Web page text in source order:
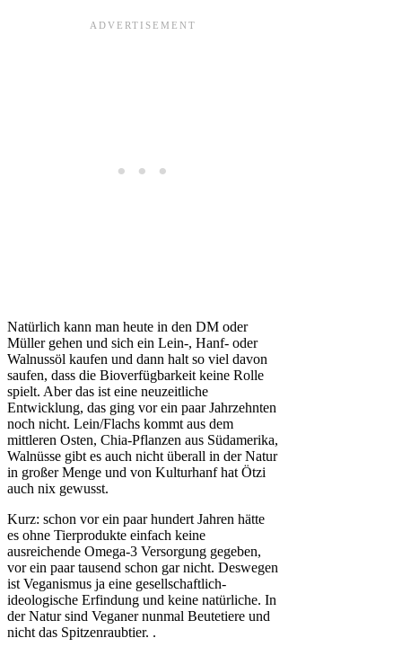
Natürlich kann man heute in den DM oder
Müller gehen und sich ein Lein-, Hanf- oder
Walnussöl kaufen und dann halt so viel davon
saufen, dass die Bioverfügbarkeit keine Rolle
spielt. Aber das ist eine neuzeitliche
Entwicklung, das ging vor ein paar Jahrzehnten
noch nicht. Lein/Flachs kommt aus dem
mittleren Osten, Chia-Pflanzen aus Südamerika,
Walnüsse gibt es auch nicht überall in der Natur
in großer Menge und von Kulturhanf hat Ötzi
auch nix gewusst.
Kurz: schon vor ein paar hundert Jahren hätte
es ohne Tierprodukte einfach keine
ausreichende Omega-3 Versorgung gegeben,
vor ein paar tausend schon gar nicht. Deswegen
ist Veganismus ja eine gesellschaftlich-
ideologische Erfindung und keine natürliche. In
der Natur sind Veganer nunmal Beutetiere und
nicht das Spitzenraubtier. .